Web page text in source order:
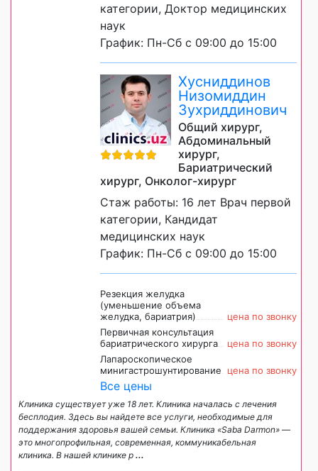
категории, Доктор медицинских
наук
График: Пн-Сб с 09:00 до 15:00
Хусниддинов
Низомиддин
Зухриддинович
Общий хирург,
Абдоминальный
хирург,
Бариатрический
хирург, Онколог-хирург
Стаж работы: 16 лет Врач первой
категории, Кандидат
медицинских наук
График: Пн-Сб с 09:00 до 15:00
Резекция желудка
(уменьшение объема
желудка, бариатрия)
цена по звонку
Первичная консультация
бариатрического хирурга
цена по звонку
Лапароскопическое
минигастрошунтирование
цена по звонку
Все цены
Клиника существует уже 18 лет. Клиника началась с лечения
бесплодия. Здесь вы найдете все услуги, необходимые для
поддержания здоровья вашей семьи. Клиника «Saba Darmon» —
это многопрофильная, современная, коммуникабельная
клиника. В нашей клинике р ...